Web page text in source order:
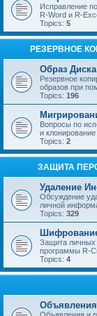
Исправление
R-Word и R-
Topics: 5
РЕЗЕРВНОЕ
Образ Диска
Резервное
образов при
Topics: 196
Вопросы по
и
Topics: 2
ЗАЩИТА
Удаление
Обсуждение
личной
Topics: 329
Защита
программы R-
Topics: 4
Объявления